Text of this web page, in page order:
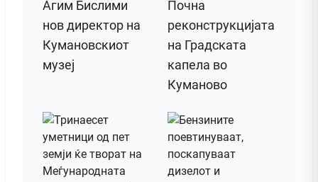
Агим Бислими
нов директор на
Кумановскиот
музеј
Почна
реконструкцијата
на Градската
капела во
Куманово